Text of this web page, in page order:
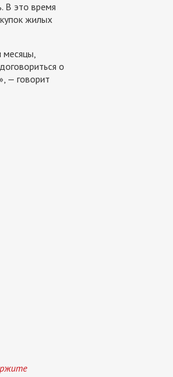
В это время
жилых
месяцы,
о
— говорит